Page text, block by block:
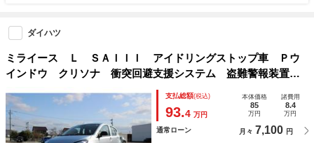
ダイハツ
ミライース Ｌ ＳＡＩＩＩ アイドリングストップ車 Ｐウ
インドウ クリソナ 衝突回避支援システム 盗難警報装置
横滑り防止装置付 ワイヤレスキー デュアルエアバッグ オ
ートハイビーム マニュアルエアコン 運転席エアバッグ Ａ
ＢＳ
支払総額(税込)
93.4 万円
本体価格
85
万円
諸費用
8.4
万円
通常ローン 月々 7,100 円